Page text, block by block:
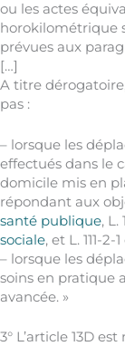
ou les actes
horokilométrique
prévues aux
[…]
A titre
pas :
– lorsque les
effectués dans le
domicile mis en
répondant aux
santé publique, L.
sociale, et L. 111-2-
– lorsque les
soins en pratique
avancée. »
3° L’article 13D